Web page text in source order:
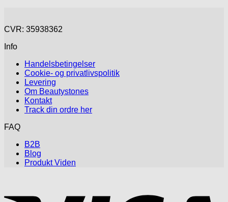
CVR: 35938362
Info
Handelsbetingelser
Cookie- og privatlivspolitik
Levering
Om Beautystones
Kontakt
Track din ordre her
FAQ
B2B
Blog
Produkt Viden